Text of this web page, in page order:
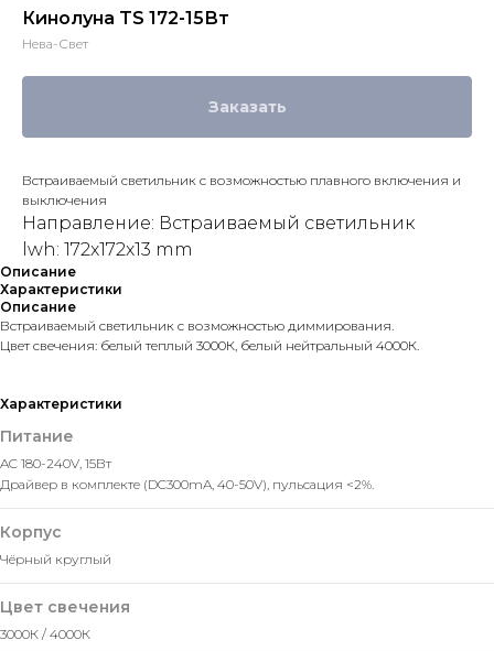
Кинолуна TS 172-15Вт
Нева-Свет
Заказать
Встраиваемый светильник с возможностью плавного включения и
выключения
Направление: Встраиваемый светильник
lwh: 172x172x13 mm
Описание
Характеристики
Описание
Встраиваемый светильник с возможностью диммирования.
Цвет свечения: белый теплый 3000К, белый нейтральный 4000К.
Характеристики
Питание
AC 180-240V, 15Вт
Драйвер в комплекте (DC300mA, 40-50V), пульсация <2%.
Корпус
Чёрный круглый
Цвет свечения
3000К / 4000КОставить заявку